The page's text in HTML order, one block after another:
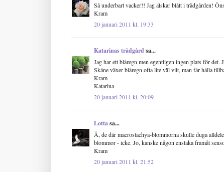
Så underbart vacker!! Jag älskar blått i trädgården!
Kram
20 januari 2011 kl. 19:33
Katarinas trädgård sa...
Jag har ett blåregn men egentligen ingen plats för
Skåne växer blåregn ofta lite väl vilt, man får hålla
Kram
Katarina
20 januari 2011 kl. 20:09
Lottasa...
Å, de där macrostachya-blommorna skulle duga
blommor - icke. Jo, kanske någon enstaka framåt
Kram
20 januari 2011 kl. 21:52